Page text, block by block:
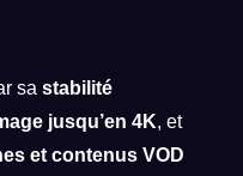
sa stabilité
jusqu’en 4K, et
et contenus VOD